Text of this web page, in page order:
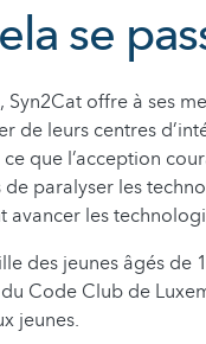
se
Syn2Cat offre à ses
de leurs centres
que l’acception
de paralyser les
avancer les
des jeunes âgés
Code Club de
jeunes.